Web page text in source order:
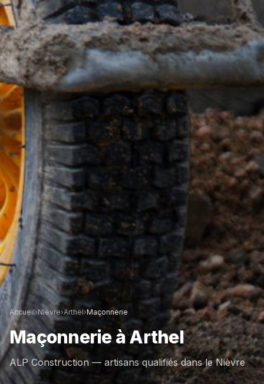
Accueil›Nièvre›Arthel›Maçonnerie
MaçonnerieàArthel
ALP Construction — artisans qualifiés dans leNièvre